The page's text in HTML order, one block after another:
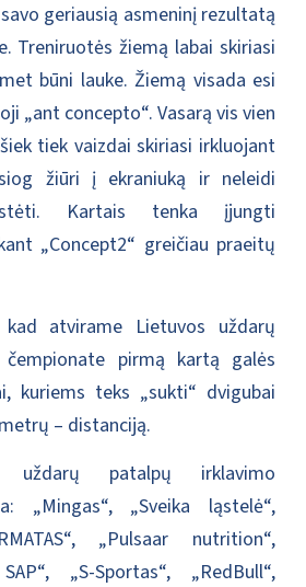
geriausią asmeninį rezultatą
Treniruotės žiemą labai skiriasi
būni lauke. Žiemą visada esi
„ant concepto“. Vasarą vis vien
tiek vaizdai skiriasi irkluojant
žiūri į ekraniuką ir neleidi
Kartais tenka įjungti
„Concept2“ greičiau praeitų
kad atvirame Lietuvos uždarų
pirmą kartą galės
kuriems teks „sukti“ dvigubai
– distanciją.
uždarų patalpų irklavimo
„Mingas“, „Sveika ląstelė“,
„Pulsaar nutrition“,
„S-Sportas“, „RedBull“,